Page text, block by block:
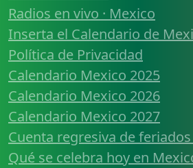
Radios en vivo · Mexico
Inserta el Calendario de
Política de Privacidad
Calendario Mexico 2025
Calendario Mexico 2026
Calendario Mexico 2027
Cuenta regresiva de
Qué se celebra hoy en